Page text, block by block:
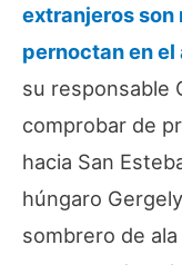
extranjeros son
pernoctan en
su responsable
comprobar de
hacia San
húngaro
sombrero de